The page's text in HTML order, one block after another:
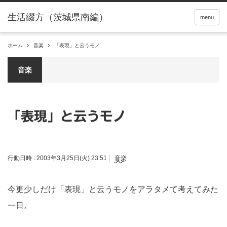
menu
ホーム 音楽 「表現」と云うモノ
音楽
「表現」と云うモノ
行動日時 : 2003年3月25日(火) 23:51 音楽
今更少しだけ「表現」と云うモノをアラタメて考えてみた
一日。